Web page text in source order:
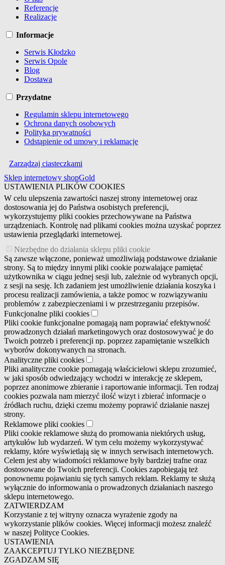
Referencje
Realizacje
Informacje
Serwis Kłodzko
Serwis Opole
Blog
Dostawa
Przydatne
Regulamin sklepu internetowego
Ochrona danych osobowych
Polityka prywatności
Odstąpienie od umowy i reklamacje
Zarządzaj ciasteczkami
Sklep internetowy shopGold
USTAWIENIA PLIKÓW COOKIES
W celu ulepszenia zawartości naszej strony internetowej oraz
dostosowania jej do Państwa osobistych preferencji,
wykorzystujemy pliki cookies przechowywane na Państwa
urządzeniach. Kontrolę nad plikami cookies można uzyskać poprzez
ustawienia przeglądarki internetowej.
Niezbędne do działania sklepu pliki cookie
Są zawsze włączone, ponieważ umożliwiają podstawowe działanie
strony. Są to między innymi pliki cookie pozwalające pamiętać
użytkownika w ciągu jednej sesji lub, zależnie od wybranych opcji,
z sesji na sesję. Ich zadaniem jest umożliwienie działania koszyka i
procesu realizacji zamówienia, a także pomoc w rozwiązywaniu
problemów z zabezpieczeniami i w przestrzeganiu przepisów.
Funkcjonalne pliki cookies
Pliki cookie funkcjonalne pomagają nam poprawiać efektywność
prowadzonych działań marketingowych oraz dostosowywać je do
Twoich potrzeb i preferencji np. poprzez zapamiętanie wszelkich
wyborów dokonywanych na stronach.
Analityczne pliki cookies
Pliki analityczne cookie pomagają właścicielowi sklepu zrozumieć,
w jaki sposób odwiedzający wchodzi w interakcję ze sklepem,
poprzez anonimowe zbieranie i raportowanie informacji. Ten rodzaj
cookies pozwala nam mierzyć ilość wizyt i zbierać informacje o
źródłach ruchu, dzięki czemu możemy poprawić działanie naszej
strony.
Reklamowe pliki cookies
Pliki cookie reklamowe służą do promowania niektórych usług,
artykułów lub wydarzeń. W tym celu możemy wykorzystywać
reklamy, które wyświetlają się w innych serwisach internetowych.
Celem jest aby wiadomości reklamowe były bardziej trafne oraz
dostosowane do Twoich preferencji. Cookies zapobiegają też
ponownemu pojawianiu się tych samych reklam. Reklamy te służą
wyłącznie do informowania o prowadzonych działaniach naszego
sklepu internetowego.
ZATWIERDZAM
Korzystanie z tej witryny oznacza wyrażenie zgody na
wykorzystanie plików cookies. Więcej informacji możesz znaleźć
w naszej Polityce Cookies.
USTAWIENIA
ZAAKCEPTUJ TYLKO NIEZBĘDNE
ZGADZAM SIĘ